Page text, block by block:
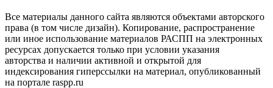
Все материалы данного сайта являются объектами авторского
права (в том числе дизайн). Копирование, распространение
или иное использование материалов РАСПП на электронных
ресурсах допускается только при условии указания
авторства и наличии активной и открытой для
индексирования гиперссылки на материал, опубликованный
на портале raspp.ru